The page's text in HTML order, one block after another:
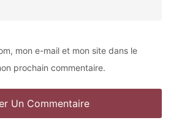
mon e-mail et mon site dans le
prochain commentaire.